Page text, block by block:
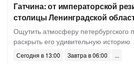
Гатчина: от императорской
столицы Ленинградской
Ощутить атмосферу петербургского
раскрыть его удивительную историю
Сегодня в 13:00
Завтра в 06:00